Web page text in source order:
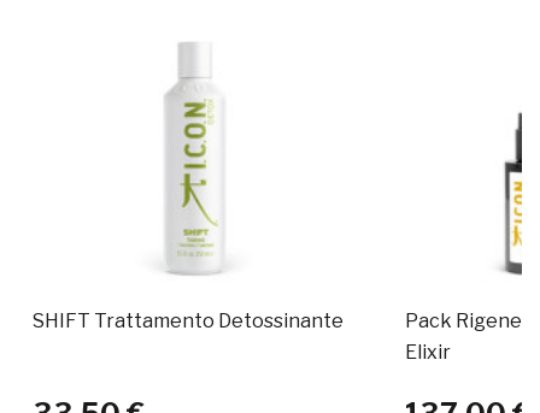
SHIFT Trattamento Detossinante
Pack
Elixir